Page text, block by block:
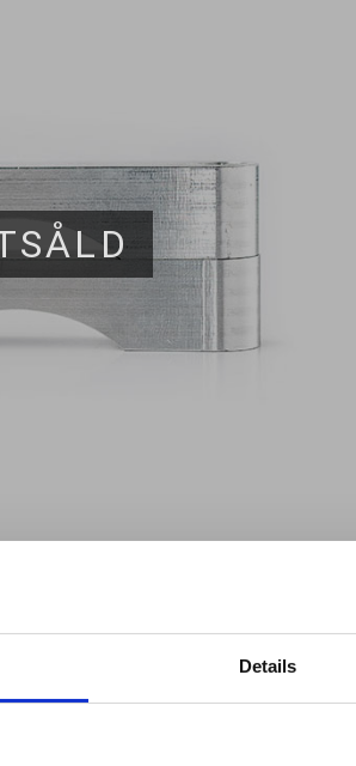
Details
CNC machined billet aluminum.